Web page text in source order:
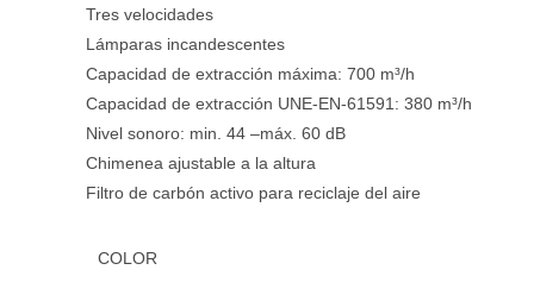
cm
cantidad
Tres velocidades
Lámparas incandescentes
Capacidad de extracción máxima: 700 m³/h
Capacidad de extracción UNE-EN-61591: 380 m³/h
Nivel sonoro: min. 44 –máx. 60 dB
Chimenea ajustable a la altura
Filtro de carbón activo para reciclaje del aire
COLOR